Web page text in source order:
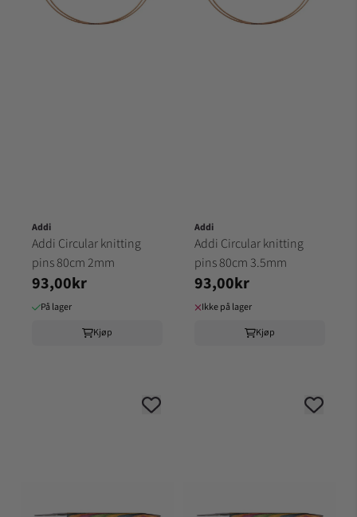
Addi
Addi Circular knitting
pins 80cm 2mm
93,00kr
På lager
Kjøp
Addi
Addi Circular knitting
pins 80cm 3.5mm
93,00kr
Ikke på lager
Kjøp